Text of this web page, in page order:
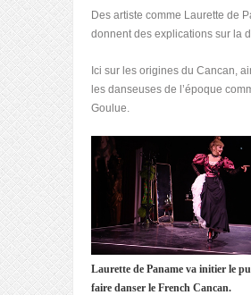
Des artiste comme Laurette de
donnent des explications sur la
Ici sur les origines du Cancan,
les danseuses de l’époque
Goulue.
Laurette de Paname va initier le
faire danser le French Cancan.